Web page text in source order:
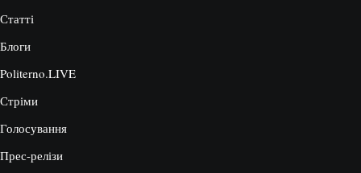
Статті
Блоги
Politerno.LIVE
Стріми
Голосування
Прес-релізи